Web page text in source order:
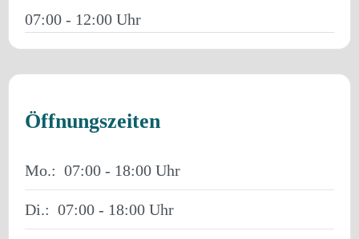
07:00 - 12:00
Öffnungszeiten
Mo.: 07:00 - 18:00
Di.: 07:00 - 18:00